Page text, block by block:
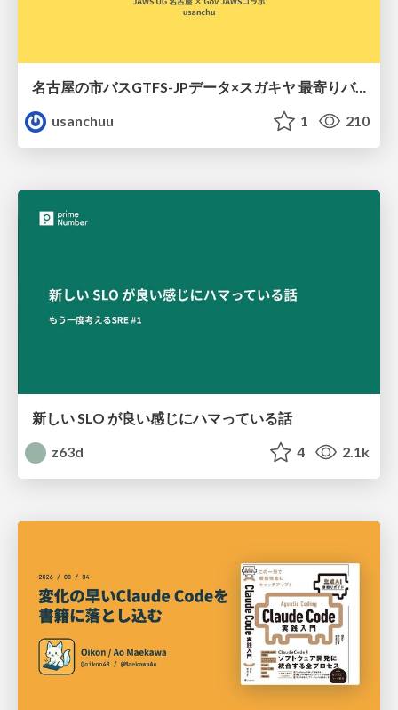
名古屋の市バスGTFS-JPデータ×スガキヤ 最寄りバス停検索をAmazon ElastiCache Serverless for Valkeyで最適化する
usanchuu
1 210
新しい SLO が良い感じにハマっている話
z63d
4 2.1k